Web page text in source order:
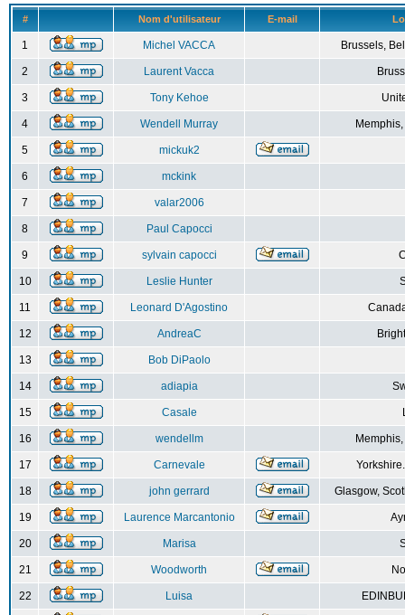
# Nom d'utilisateur E-mail
1 Michel VACCA Brussels,
2 Laurent Vacca
3 Tony Kehoe
4 Wendell Murray
5 mickuk2
6 mckink
7 valar2006
8 Paul Capocci
9 sylvain capocci
10 Leslie Hunter
11 Leonard D'Agostino
12 AndreaC
13 Bob DiPaolo
14 adiapia
15 Casale
16 wendellm
17 Carnevale
18 john gerrard Glasgow,
19 Laurence Marcantonio
20 Marisa
21 Woodworth
22 Luisa